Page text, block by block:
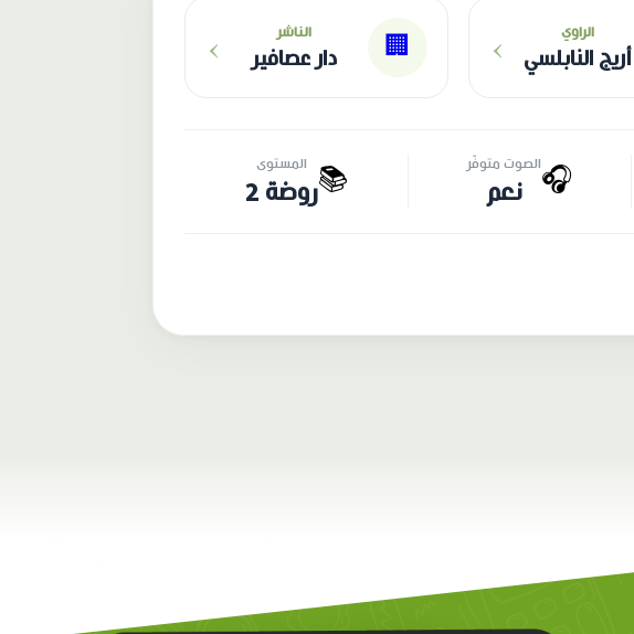
الراوي
أريج النابلسي ›
🏢
الناشر
دار عصافير ›
🎧الصوت متوفّر
نعم 📚 المستوى
روضة 2